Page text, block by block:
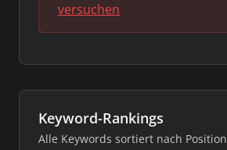
versuchen
Keyword-Rankings
Alle Keywords sortiert nach Position